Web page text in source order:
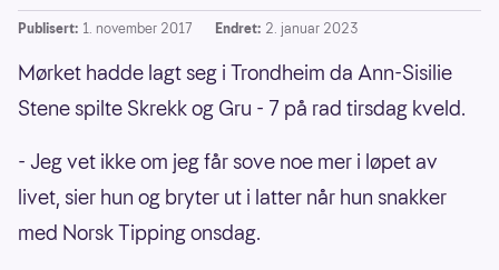
Publisert: 1. november 2017 Endret: 2. januar 2023
Mørket hadde lagt seg i Trondheim da Ann-Sisilie
Stene spilte Skrekk og Gru - 7 på rad tirsdag kveld.
- Jeg vet ikke om jeg får sove noe mer i løpet av
livet, sier hun og bryter ut i latter når hun snakker
med Norsk Tipping onsdag.